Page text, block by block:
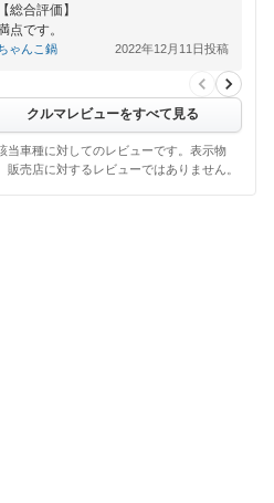
総合評価】
点です。
ゃんこ鍋 2022年12月11日投稿
クルマレビューをすべて見る
当車種に対してのレビューです。表示物
販売店に対するレビューではありません。